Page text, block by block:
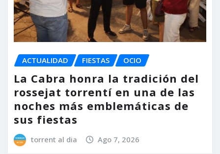
ACTUALIDAD FIESTAS OCIO
La Cabra honra la tradición del
rossejat torrentí en una de las
noches más emblemáticas de
sus fiestas
torrent al dia Ago 7, 2026